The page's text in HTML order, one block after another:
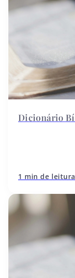
1 min de leitura